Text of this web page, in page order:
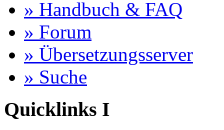
» Handbuch & FAQ
» Forum
» Übersetzungsserver
» Suche
Quicklinks I